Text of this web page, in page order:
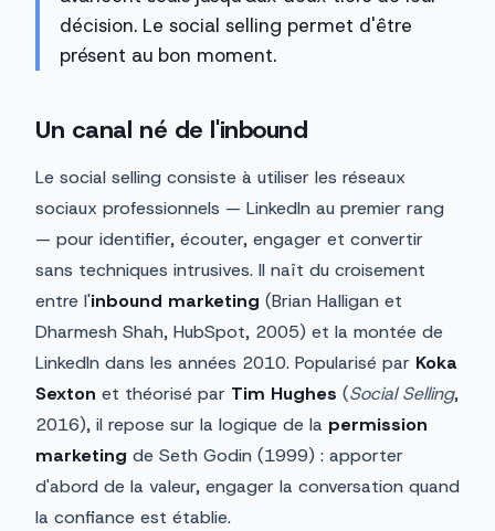
décision. Le social selling permet d'être
présent au bon moment.
Un canal né de l'inbound
Le social selling consiste à utiliser les réseaux
sociaux professionnels — LinkedIn au premier rang
— pour identifier, écouter, engager et convertir
sans techniques intrusives. Il naît du croisement
entre l'inbound marketing (Brian Halligan et
Dharmesh Shah, HubSpot, 2005) et la montée de
LinkedIn dans les années 2010. Popularisé par Koka
Sexton et théorisé par Tim Hughes (Social Selling,
2016), il repose sur la logique de la permission
marketing de Seth Godin (1999) : apporter
d'abord de la valeur, engager la conversation quand
la confiance est établie.